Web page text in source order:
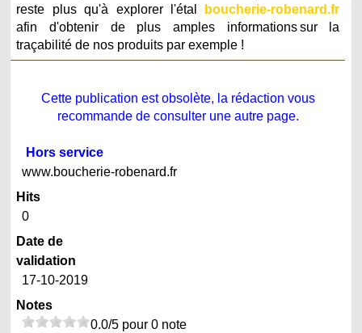
reste plus qu'à explorer l'étal
boucherie-robenard.fr
afin d'obtenir de plus amples informations sur la
traçabilité de nos produits par exemple !
Cette publication est obsolète, la rédaction vous
recommande de consulter une autre page.
Hors service
www.boucherie-robenard.fr
Hits
0
Date de
validation
17-10-2019
Notes
0.0/5 pour 0 note